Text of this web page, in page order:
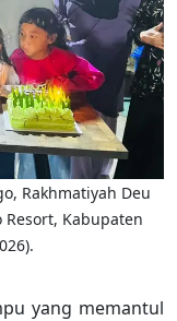
Rakhmatiyah Deu
Kabupaten
yang memantul